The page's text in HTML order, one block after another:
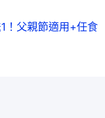
！父親節適用+任食